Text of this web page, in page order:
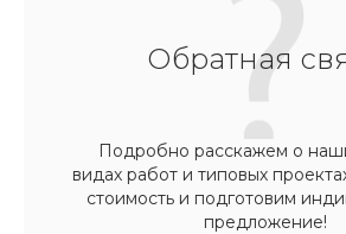
Обратная
Подробно расскажем о
видах работ и типовых
стоимость и подготовим
предложение!